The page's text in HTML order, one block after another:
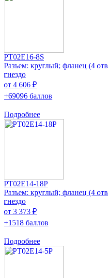
PT02E16-8S
Разъем: круглый; фланец (4
гнездо
от 4 606 ₽
+69096 баллов
Подробнее
PT02E14-18P
Разъем: круглый; фланец (4
гнездо
от 3 373 ₽
+1518 баллов
Подробнее